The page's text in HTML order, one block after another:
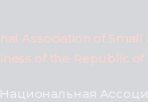
Национальная